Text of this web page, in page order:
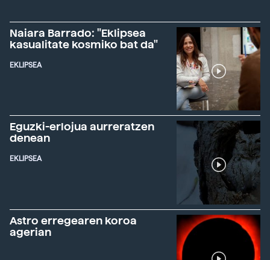
Naiara Barrado: "Eklipsea
kasualitate kosmiko bat da"
EKLIPSEA
Eguzki-erlojua aurreratzen
denean
EKLIPSEA
Astro erregearen koroa
agerian